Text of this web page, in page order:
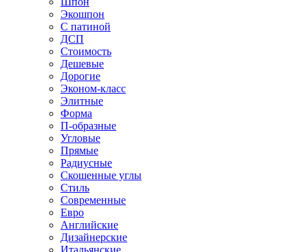
Экошпон
С патиной
ДСП
Стоимость
Дешевые
Дорогие
Эконом-класс
Элитные
Форма
П-образные
Угловые
Прямые
Радиусные
Скошенные углы
Стиль
Современные
Евро
Английские
Дизайнерские
Итальянские